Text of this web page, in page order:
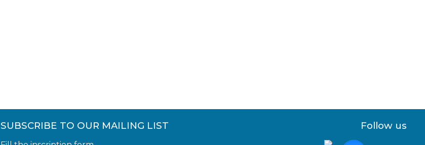
SUBSCRIBE TO OUR MAILING LIST Follow us